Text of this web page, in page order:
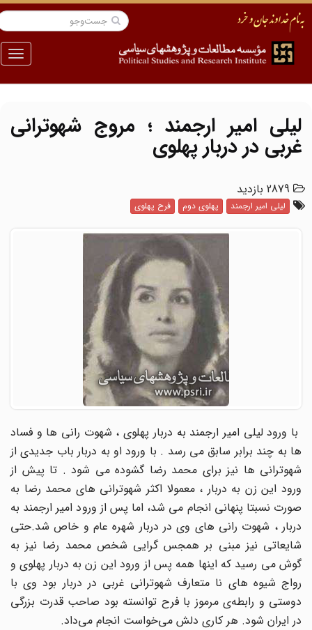
منو
لیلی امیر ارجمند ؛ مروج شهوترانی
غربی در دربار پهلوی
2879 بازدید
لیلی امیر ارجمند پهلوی دوم فرح پهلوی
با ورود لیلی امیر ارجمند به دربار پهلوی ، شهوت رانی ها و فساد
ها به چند برابر سابق می رسد . با ورود او به دربار باب جدیدی از
شهوترانی ها نیز برای محمد رضا گشوده می شود . تا پیش از
ورود این زن به دربار ، معمولا اکثر شهوترانی های محمد رضا به
صورت نسبتا پنهانی انجام می شد، اما پس از ورود امیر ارجمند به
دربار ، شهوت رانی های وی در دربار شهره عام و خاص شد.حتی
شایعاتی نیز مبنی بر همجس گرایی شخص محمد رضا نیز به
گوش می رسید که اینها همه پس از ورود این زن به دربار پهلوی و
رواج شیوه های نا متعارف شهوترانی غربی در دربار بود وی با
دوستی و رابطه‌ی مرموز با فرح توانسته بود صاحب قدرت بزرگی
در ایران شود. هر کاری دلش می‌خواست انجام می‌داد.